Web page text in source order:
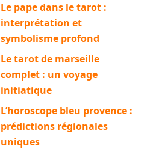
Le pape dans le tarot :
interprétation et
symbolisme profond
Le tarot de marseille
complet : un voyage
initiatique
L’horoscope bleu provence :
prédictions régionales
uniques